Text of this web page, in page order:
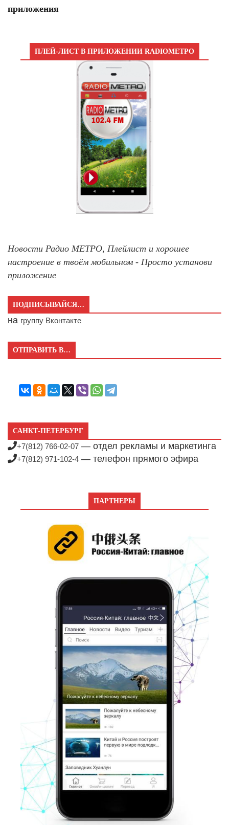
приложения
ПЛЕЙ-ЛИСТ В ПРИЛОЖЕНИИ RADIOМЕТРО
Новости Радио МЕТРО, Плейлист и хорошее
настроение в твоём мобильном - Просто установи
приложение
ПОДПИСЫВАЙСЯ…
на группу Вконтакте
ОТПРАВИТЬ В…
САНКТ-ПЕТЕРБУРГ
+7(812) 766-02-07 — отдел рекламы и маркетинга
+7(812) 971-102-4 — телефон прямого эфира
ПАРТНЕРЫ